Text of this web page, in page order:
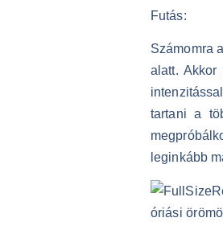
Futás:
Számomra
alatt. Akkor
tartani a
leginkább
óriási